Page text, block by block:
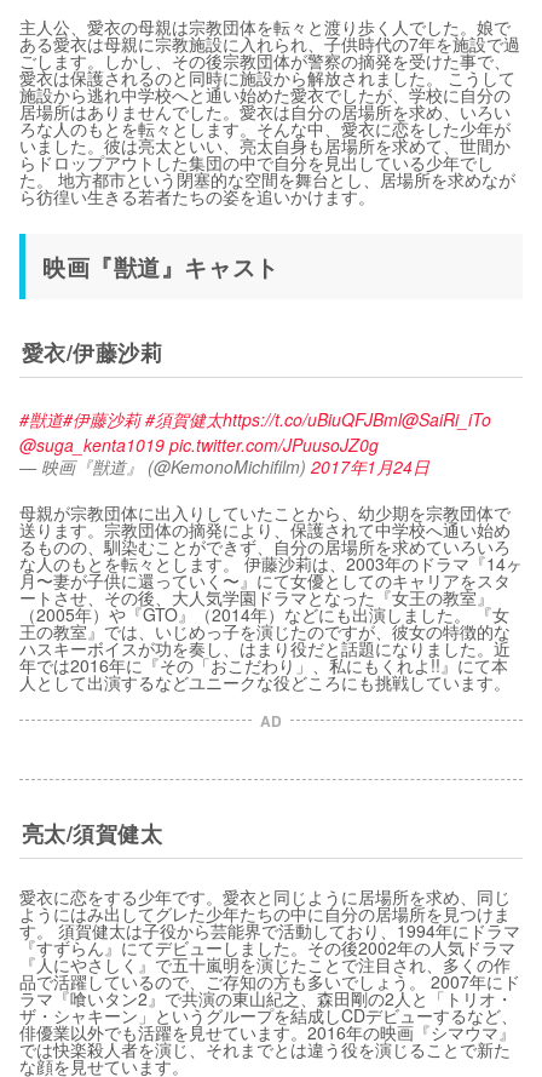
主人公、愛衣の母親は宗教団体を転々と渡り歩く人でした。娘で
ある愛衣は母親に宗教施設に入れられ、子供時代の7年を施設で過
ごします。しかし、その後宗教団体が警察の摘発を受けた事で、
愛衣は保護されるのと同時に施設から解放されました。 こうして
施設から逃れ中学校へと通い始めた愛衣でしたが、学校に自分の
居場所はありませんでした。愛衣は自分の居場所を求め、いろい
ろな人のもとを転々とします。そんな中、愛衣に恋をした少年が
いました。彼は亮太といい、亮太自身も居場所を求めて、世間か
らドロップアウトした集団の中で自分を見出している少年でし
た。 地方都市という閉塞的な空間を舞台とし、居場所を求めなが
ら彷徨い生きる若者たちの姿を追いかけます。
映画『獣道』キャスト
愛衣/伊藤沙莉
#獣道#伊藤沙莉 #須賀健太https://t.co/uBiuQFJBml@SaiRi_iTo
@suga_kenta1019 pic.twitter.com/JPuusoJZ0g
— 映画『獣道』 (@KemonoMichifilm) 2017年1月24日
母親が宗教団体に出入りしていたことから、幼少期を宗教団体で
送ります。宗教団体の摘発により、保護されて中学校へ通い始め
るものの、馴染むことができず、自分の居場所を求めていろいろ
な人のもとを転々とします。 伊藤沙莉は、2003年のドラマ『14ヶ
月〜妻が子供に還っていく〜』にて女優としてのキャリアをスタ
ートさせ、その後、大人気学園ドラマとなった『女王の教室』
（2005年）や『GTO』（2014年）などにも出演しました。 『女
王の教室』では、いじめっ子を演じたのですが、彼女の特徴的な
ハスキーボイスが功を奏し、はまり役だと話題になりました。近
年では2016年に『その「おこだわり」、私にもくれよ!!』にて本
人として出演するなどユニークな役どころにも挑戦しています。
AD
亮太/須賀健太
愛衣に恋をする少年です。愛衣と同じように居場所を求め、同じ
ようにはみ出してグレた少年たちの中に自分の居場所を見つけま
す。 須賀健太は子役から芸能界で活動しており、1994年にドラマ
『すずらん』にてデビューしました。その後2002年の人気ドラマ
『人にやさしく』で五十嵐明を演じたことで注目され、多くの作
品で活躍しているので、ご存知の方も多いでしょう。 2007年にド
ラマ『喰いタン2』で共演の東山紀之、森田剛の2人と「トリオ・
ザ・シャキーン」というグループを結成しCDデビューするなど、
俳優業以外でも活躍を見せています。2016年の映画『シマウマ』
では快楽殺人者を演じ、それまでとは違う役を演じることで新た
な顔を見せています。